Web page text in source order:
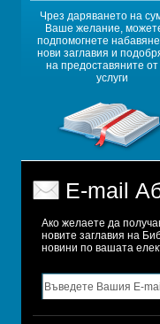
Чрез даряването на
Ваше желание,
подпомогнете
нови заглавия и
на предоставяните от
услуги
E-mail
Ако желаете да
новите заглавия на
новини по вашата